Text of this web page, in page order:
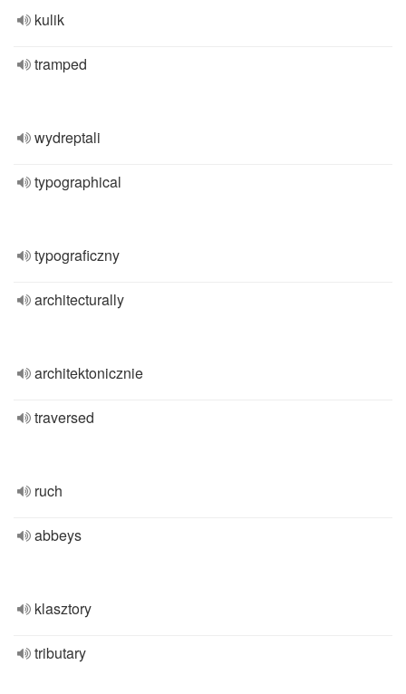
kulik
tramped
wydreptali
typographical
typograficzny
architecturally
architektonicznie
traversed
ruch
abbeys
klasztory
tributary